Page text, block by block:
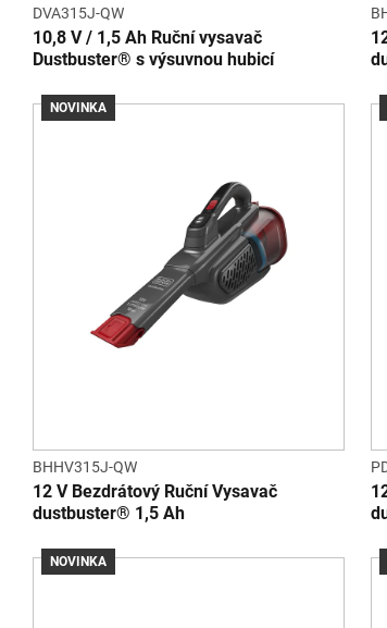
DVA315J-QW
10,8 V / 1,5 Ah Ruční vysavač
Dustbuster® s výsuvnou hubicí
NOVINKA
BHHV315J-QW
12 V Bezdrátový Ruční Vysavač
dustbuster® 1,5 Ah
NOVINKA